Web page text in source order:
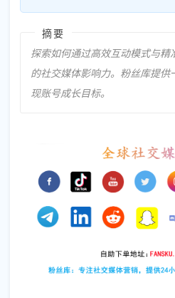
摘要
探索如何通过高效互动模式与
的社交媒体影响力。粉丝库提
现账号成长目标。